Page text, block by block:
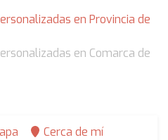
en Provincia de
en Comarca de
Cerca de mí